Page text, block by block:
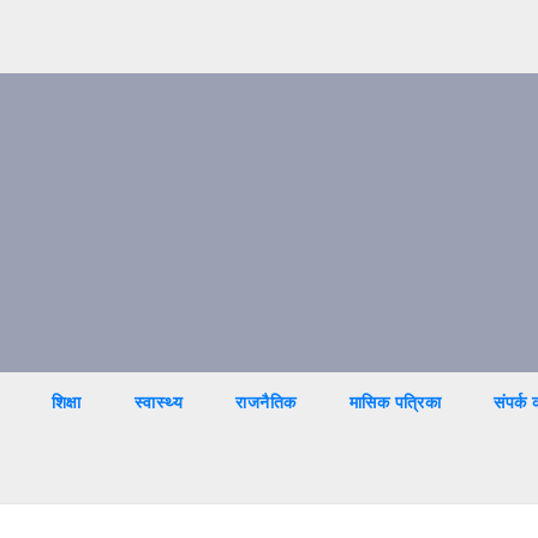
शिक्षा स्वास्थ्य राजनैतिक मासिक पत्रिका संपर्क